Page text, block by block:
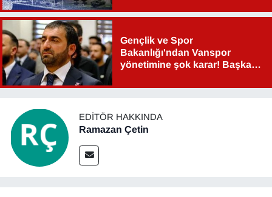
Gençlik ve Spor
Bakanlığı'ndan Vanspor
yönetimine şok karar! Başkan
EDITÖR HAKKINDA
Ramazan Çetin